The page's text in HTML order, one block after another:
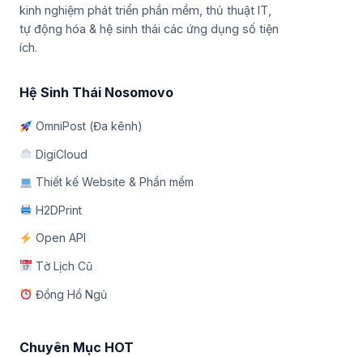
kinh nghiệm phát triển phần mềm, thủ thuật IT,
tự động hóa & hệ sinh thái các ứng dụng số tiện
ích.
Hệ Sinh Thái Nosomovo
OmniPost (Đa kênh)
DigiCloud
Thiết kế Website & Phần mềm
H2DPrint
Open API
Tờ Lịch Cũ
Đồng Hồ Ngủ
Chuyên Mục HOT